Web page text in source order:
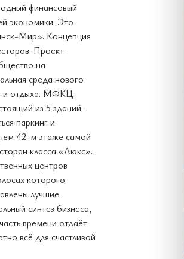
финансовый
экономики. Это
Мир». Концепция
Проект
на
среда нового
и отдыха. МФКЦ
из 5 зданий-
паркинг и
42-м этаже самой
класса «Люкс».
центров
которого
лучшие
синтез бизнеса,
времени отдаёт
всё для счастливой